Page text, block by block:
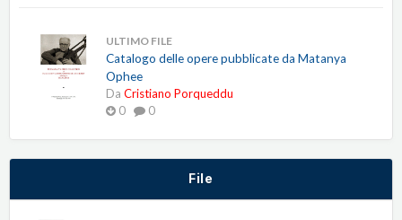
ULTIMO FILE
Catalogo delle opere pubblicate da Matanya
Ophee
Da Cristiano Porqueddu
0
0
File